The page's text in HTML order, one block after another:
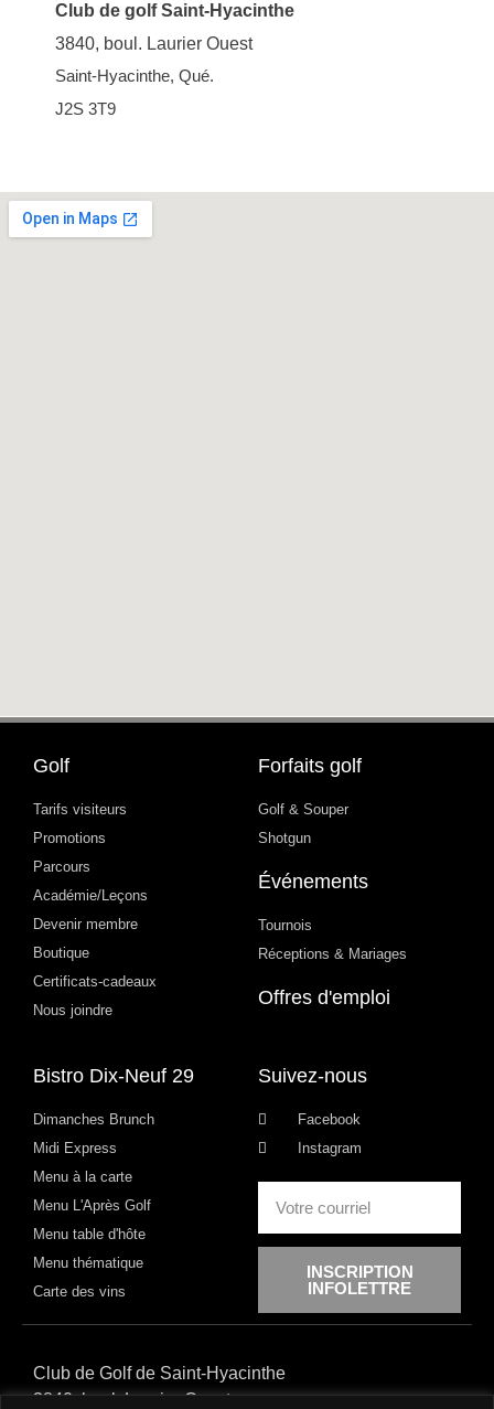
Club de golf Saint-Hyacinthe
3840, boul. Laurier Ouest
Saint-Hyacinthe, Qué.
J2S 3T9
Golf
Tarifs visiteurs
Promotions
Parcours
Académie/Leçons
Devenir membre
Boutique
Certificats-cadeaux
Nous joindre
Forfaits golf
Golf & Souper
Shotgun
Événements
Tournois
Réceptions & Mariages
Offres d'emploi
Bistro Dix-Neuf 29
Dimanches Brunch
Midi Express
Menu à la carte
Menu L'Après Golf
Menu table d'hôte
Menu thématique
Carte des vins
Suivez-nous
Facebook
Instagram
INSCRIPTION
INFOLETTRE
Club de Golf de Saint-Hyacinthe
3840, boul. Laurier Ouest